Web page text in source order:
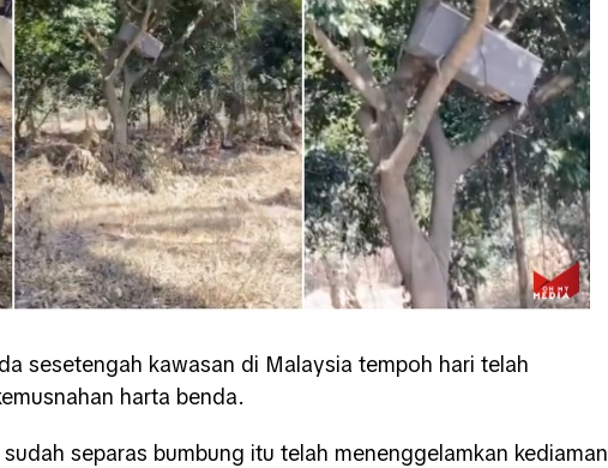
sesetengah kawasan di Malaysia tempoh hari telah
harta benda.
separas bumbung itu telah menenggelamkan kediaman